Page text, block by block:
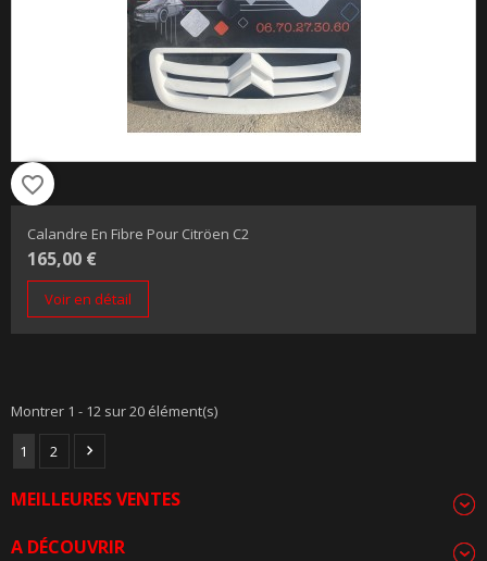
favorite_border
Calandre En Fibre Pour Citröen C2
165,00 €
Voir en détail
Montrer 1 - 12 sur 20 élément(s)
1 2 
MEILLEURES VENTES
A DÉCOUVRIR